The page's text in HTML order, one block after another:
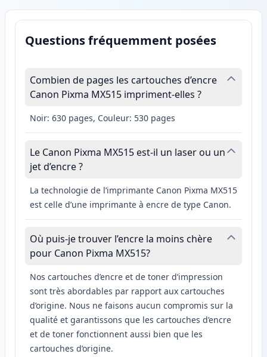
Questions fréquemment posées
Combien de pages les cartouches d’encre
Canon Pixma MX515 impriment-elles ?
Noir: 630 pages, Couleur: 530 pages
Le Canon Pixma MX515 est-il un laser ou un
jet d’encre ?
La technologie de l’imprimante Canon Pixma MX515
est celle d’une imprimante à encre de type Canon.
Où puis-je trouver l’encre la moins chère
pour Canon Pixma MX515?
Nos cartouches d’encre et de toner d’impression
sont très abordables par rapport aux cartouches
d’origine. Nous ne faisons aucun compromis sur la
qualité et garantissons que les cartouches d’encre
et de toner fonctionnent aussi bien que les
cartouches d’origine.